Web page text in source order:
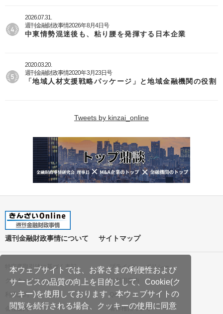
本ウェブサイトでは、お客さまの利便性および
サービスの品質の向上を目的として、Cookie(ク
ッキー)を使用しております。本ウェブサイトの
閲覧を続行される場合、クッキーの使用に同意
2026.07.31.
週刊金融財政事情2026年8月4日号
中東情勢混迷後も、粘り腰を発揮する日本企業
2020.03.20.
週刊金融財政事情2020年3月23日号
「地域人材支援戦略パッケージ」と地域金融機関の役割
Tweets by kinzai_online
週刊金融財政事情について サイトマップ
特定商取引法に基づく表記
プライバシーポリシー
クッキーポリシー
ご利用案内
利用規約
Q&A
会社案内
著作権について